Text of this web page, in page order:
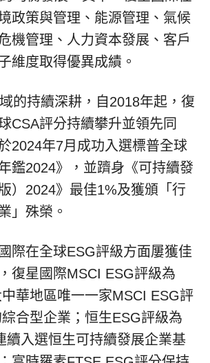
政策與管理、能源管理、氣候
機管理、人力資本發展、客戶
維度取得優異成績。
的持續深耕，自2018年起，復
CSA評分持續攀升並領先同
2024年7月成功入選標普全球
鑑2024》，並躋身《可持續發
）2024》最佳1%及獲頒「行
」殊榮。
際在全球ESG評級方面屢獲佳
復星國際MSCI ESG評級為
中華地區唯一一家MSCI ESG評
合型企業；恒生ESG評級為
續入選恒生可持續發展企業基